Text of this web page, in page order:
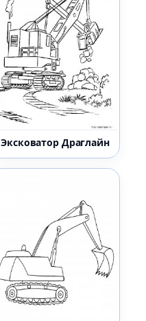
Эксковатор Драглайн